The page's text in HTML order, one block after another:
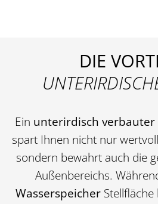
DIE
Ein unterirdisch verbauter
spart Ihnen nicht nur
sondern bewahrt auch die
Außenbereichs.
Wasserspeicher